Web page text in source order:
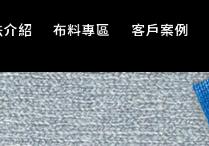
紹 布料專區 客戶案例